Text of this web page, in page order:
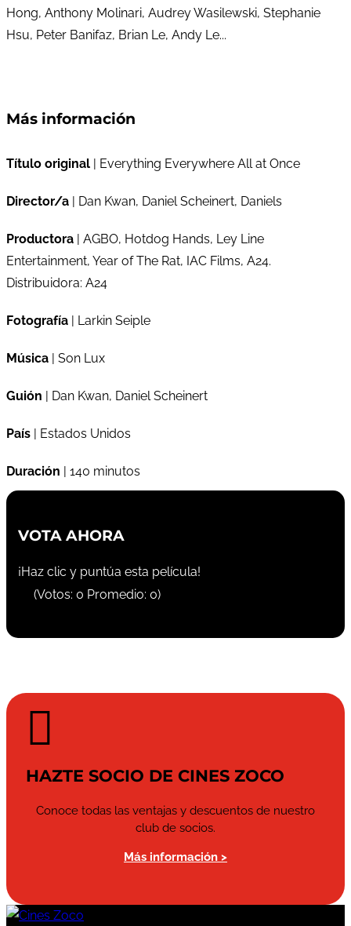
Hong, Anthony Molinari, Audrey Wasilewski, Stephanie
Hsu, Peter Banifaz, Brian Le, Andy Le...
Más información
Título original | Everything Everywhere All at Once
Director/a | Dan Kwan, Daniel Scheinert, Daniels
Productora | AGBO, Hotdog Hands, Ley Line
Entertainment, Year of The Rat, IAC Films, A24.
Distribuidora: A24
Fotografía | Larkin Seiple
Música | Son Lux
Guión | Dan Kwan, Daniel Scheinert
País | Estados Unidos
Duración | 140 minutos
VOTA AHORA
¡Haz clic y puntúa esta película!
(Votos: 0 Promedio: 0)

HAZTE SOCIO DE CINES ZOCO
Conoce todas las ventajas y descuentos de nuestro
club de socios.
Más información >